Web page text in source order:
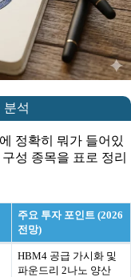
분석
정확히 뭐가 들어있
성 종목을 표로 정리
주요 투자 포인트 (2026
전망)
HBM4 공급 가시화 및
파운드리 2나노 양산